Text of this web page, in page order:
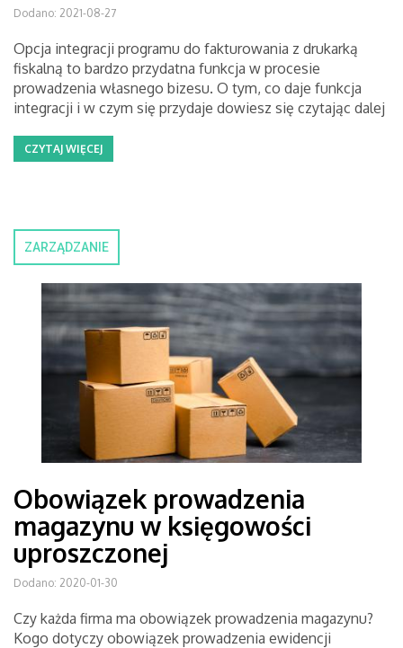
Dodano: 2021-08-27
Opcja integracji programu do fakturowania z drukarką
fiskalną to bardzo przydatna funkcja w procesie
prowadzenia własnego bizesu. O tym, co daje funkcja
integracji i w czym się przydaje dowiesz się czytając dalej
CZYTAJ WIĘCEJ
ZARZĄDZANIE
Obowiązek prowadzenia
magazynu w księgowości
uproszczonej
Dodano: 2020-01-30
Czy każda firma ma obowiązek prowadzenia magazynu?
Kogo dotyczy obowiązek prowadzenia ewidencji